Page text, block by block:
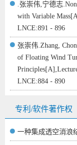
.张崇伟,宁德志
with Variable
LNCE:891 - 896
张崇伟.Zhang,
of Floating Wind
LNCE:884 - 890
专利/软件著作权
一种集成透空消浪